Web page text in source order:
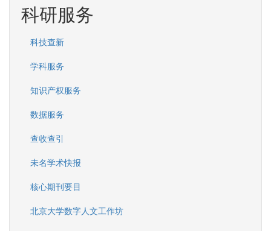
科研服务
科技查新
学科服务
知识产权服务
数据服务
查收查引
未名学术快报
核心期刊要目
北京大学数字人文工作坊